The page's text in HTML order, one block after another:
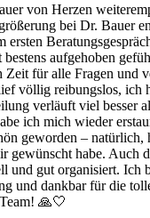
von Herzen
bei Dr. Bauer
ersten
aufgehoben
Zeit für alle Fragen und
völlig reibungslos, ich
verläuft viel besser
ich mich wieder
geworden – natürlich,
gewünscht habe. Auch
und gut organisiert.
und dankbar für die
🙏🤍